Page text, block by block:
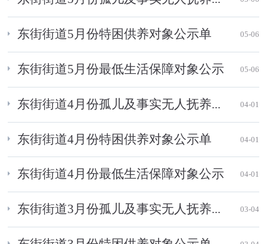
东街街道5月份特困供养对象公示单 05-06
东街街道5月份最低生活保障对象公示 05-06
东街街道4月份孤儿及事实无人抚养... 04-01
东街街道4月份特困供养对象公示单 04-01
东街街道4月份最低生活保障对象公示 04-01
东街街道3月份孤儿及事实无人抚养... 03-04